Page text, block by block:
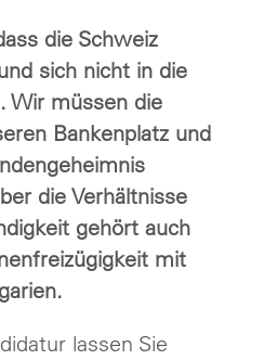
die Schweiz
sich nicht in die
Wir müssen die
Bankenplatz und
die Verhältnisse
gehört auch
mit
lassen Sie